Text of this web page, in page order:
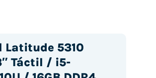
Latitude 5310
Táctil / i5-